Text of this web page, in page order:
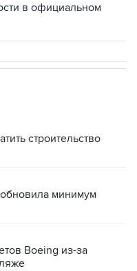
в официальном
строительство
минимум
Boeing из-за